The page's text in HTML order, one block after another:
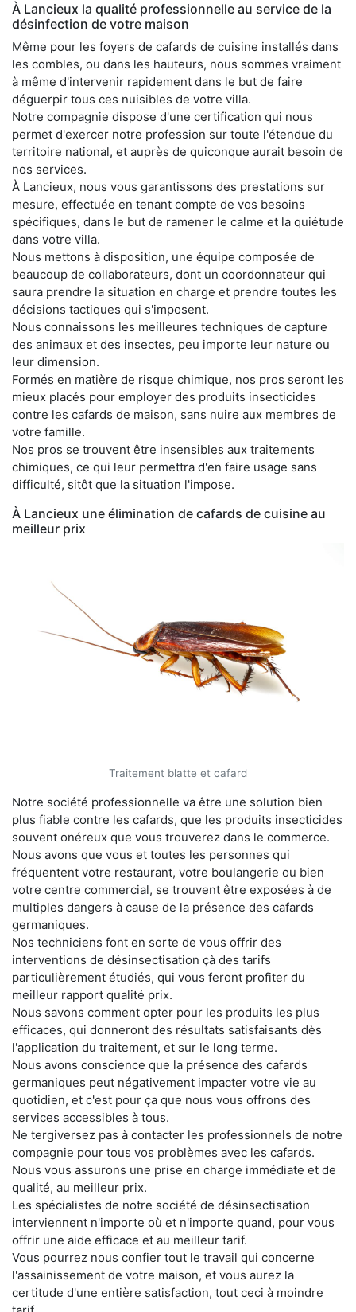
À Lancieux la qualité professionnelle au service de la
désinfection de votre maison
Même pour les foyers de cafards de cuisine installés dans
les combles, ou dans les hauteurs, nous sommes vraiment
à même d'intervenir rapidement dans le but de faire
déguerpir tous ces nuisibles de votre villa.
Notre compagnie dispose d'une certification qui nous
permet d'exercer notre profession sur toute l'étendue du
territoire national, et auprès de quiconque aurait besoin de
nos services.
À Lancieux, nous vous garantissons des prestations sur
mesure, effectuée en tenant compte de vos besoins
spécifiques, dans le but de ramener le calme et la quiétude
dans votre villa.
Nous mettons à disposition, une équipe composée de
beaucoup de collaborateurs, dont un coordonnateur qui
saura prendre la situation en charge et prendre toutes les
décisions tactiques qui s'imposent.
Nous connaissons les meilleures techniques de capture
des animaux et des insectes, peu importe leur nature ou
leur dimension.
Formés en matière de risque chimique, nos pros seront les
mieux placés pour employer des produits insecticides
contre les cafards de maison, sans nuire aux membres de
votre famille.
Nos pros se trouvent être insensibles aux traitements
chimiques, ce qui leur permettra d'en faire usage sans
difficulté, sitôt que la situation l'impose.
À Lancieux une élimination de cafards de cuisine au
meilleur prix
Traitement blatte et cafard
Notre société professionnelle va être une solution bien
plus fiable contre les cafards, que les produits insecticides
souvent onéreux que vous trouverez dans le commerce.
Nous avons que vous et toutes les personnes qui
fréquentent votre restaurant, votre boulangerie ou bien
votre centre commercial, se trouvent être exposées à de
multiples dangers à cause de la présence des cafards
germaniques.
Nos techniciens font en sorte de vous offrir des
interventions de désinsectisation çà des tarifs
particulièrement étudiés, qui vous feront profiter du
meilleur rapport qualité prix.
Nous savons comment opter pour les produits les plus
efficaces, qui donneront des résultats satisfaisants dès
l'application du traitement, et sur le long terme.
Nous avons conscience que la présence des cafards
germaniques peut négativement impacter votre vie au
quotidien, et c'est pour ça que nous vous offrons des
services accessibles à tous.
Ne tergiversez pas à contacter les professionnels de notre
compagnie pour tous vos problèmes avec les cafards.
Nous vous assurons une prise en charge immédiate et de
qualité, au meilleur prix.
Les spécialistes de notre société de désinsectisation
interviennent n'importe où et n'importe quand, pour vous
offrir une aide efficace et au meilleur tarif.
Vous pourrez nous confier tout le travail qui concerne
l'assainissement de votre maison, et vous aurez la
certitude d'une entière satisfaction, tout ceci à moindre